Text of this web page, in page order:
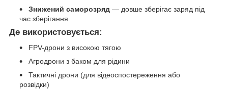
Знижений саморозряд — довше зберігає заряд під
час зберігання
Де використовується:
FPV-дрони з високою тягою
Агродрони з баком для рідини
Тактичні дрони (для відеоспостереження або
розвідки)